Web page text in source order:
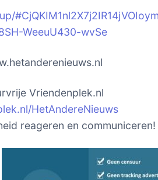
WeeuU430-wvSe
Vriendenplek.nl
HetAndereNieuws
reageren en communiceren!